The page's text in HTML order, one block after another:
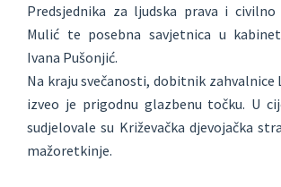
Predsjednika za ljudska prava i
Mulić te posebna savjetnica u
Ivana Pušonjić.
Na kraju svečanosti, dobitnik zahvalnice
izveo je prigodnu glazbenu točku. U
sudjelovale su Križevačka djevojačka
mažoretkinje.